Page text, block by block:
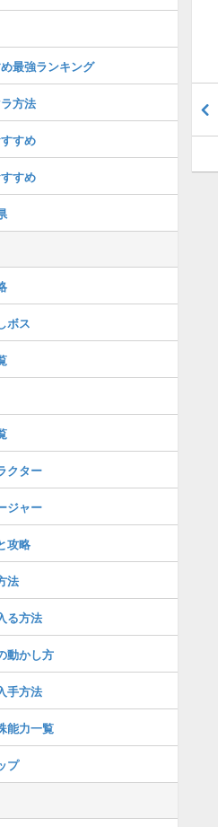
最強ランキング
方法
すめ
すめ
ボス
クター
ジャー
攻略
法
る方法
動かし方
手方法
能力一覧
プ